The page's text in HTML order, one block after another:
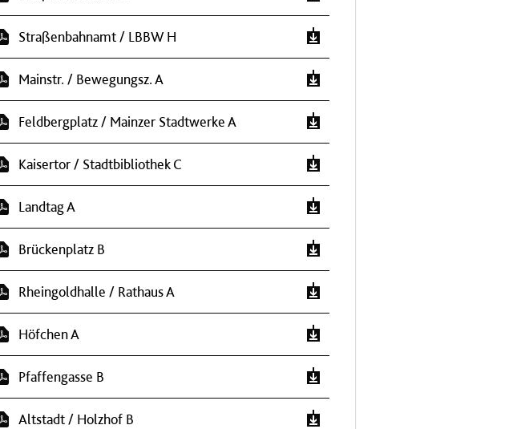
Straßenbahnamt / LBBW H
Mainstr. / Bewegungsz. A
Feldbergplatz / Mainzer Stadtwerke A
Kaisertor / Stadtbibliothek C
Landtag A
Brückenplatz B
Rheingoldhalle / Rathaus A
Höfchen A
Pfaffengasse B
Altstadt / Holzhof B